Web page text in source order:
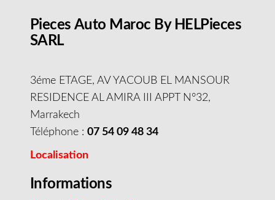
Pieces Auto Maroc By HELPieces
SARL
3éme ETAGE, AV YACOUB EL MANSOUR
RESIDENCE AL AMIRA III APPT N°32,
Marrakech
Téléphone : 07 54 09 48 34
Localisation
Informations